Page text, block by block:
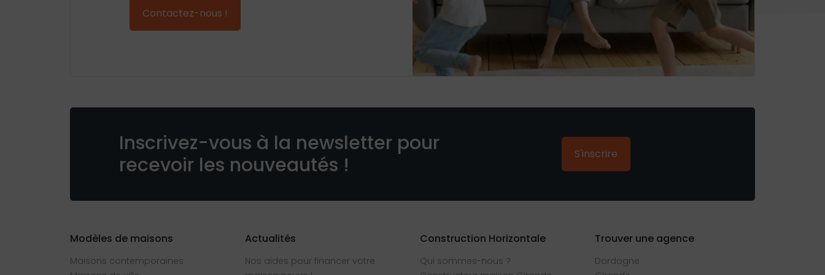
Contactez-nous !
Inscrivez-vous à la newsletter pour
recevoir les nouveautés !
S'inscrire
Modèles de maisons
Maisons contemporaines
Actualités
Nos aides pour financer votre
Construction Horizontale
Qui sommes-nous ?
Trouver une agence
Dordogne